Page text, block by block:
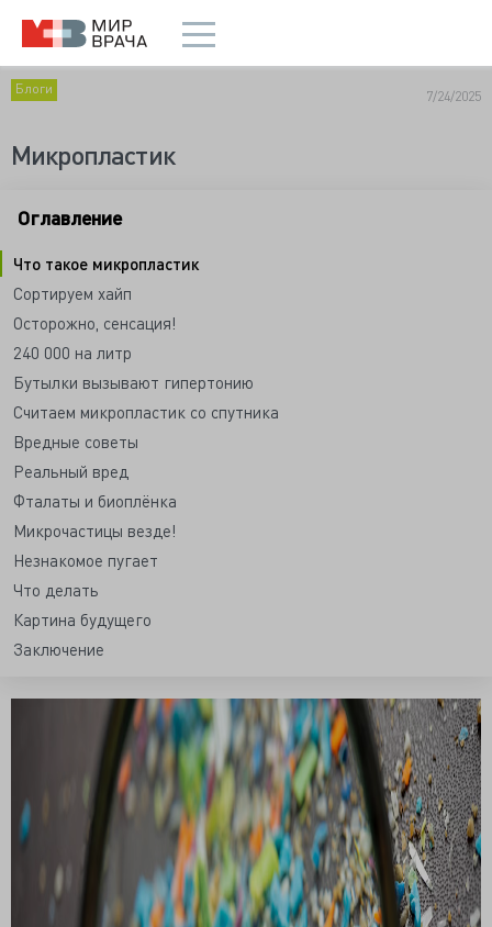
Блоги 7/24/2025
Микропластик
Оглавление
Что такое микропластик
Сортируем хайп
Осторожно, сенсация!
240 000 на литр
Бутылки вызывают гипертонию
Считаем микропластик со спутника
Вредные советы
Реальный вред
Фталаты и биоплёнка
Микрочастицы везде!
Незнакомое пугает
Что делать
Картина будущего
Заключение